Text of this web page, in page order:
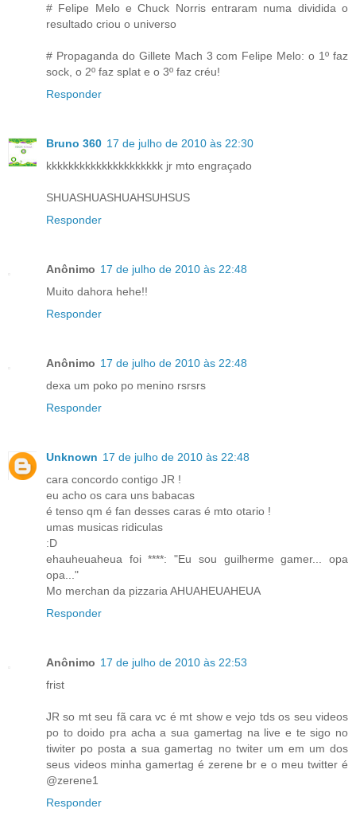
# Felipe Melo e Chuck Norris entraram numa dividida o
resultado criou o universo
# Propaganda do Gillete Mach 3 com Felipe Melo: o 1º faz
sock, o 2º faz splat e o 3º faz créu!
Responder
Bruno 360 17 de julho de 2010 às 22:30
kkkkkkkkkkkkkkkkkkkkk jr mto engraçado
SHUASHUASHUAHSUHSUS
Responder
Anônimo 17 de julho de 2010 às 22:48
Muito dahora hehe!!
Responder
Anônimo 17 de julho de 2010 às 22:48
dexa um poko po menino rsrsrs
Responder
Unknown 17 de julho de 2010 às 22:48
cara concordo contigo JR !
eu acho os cara uns babacas
é tenso qm é fan desses caras é mto otario !
umas musicas ridiculas
:D
ehauheuaheua foi ****: "Eu sou guilherme gamer... opa
opa..."
Mo merchan da pizzaria AHUAHEUAHEUA
Responder
Anônimo 17 de julho de 2010 às 22:53
frist
JR so mt seu fã cara vc é mt show e vejo tds os seu videos
po to doido pra acha a sua gamertag na live e te sigo no
tiwiter po posta a sua gamertag no twiter um em um dos
seus videos minha gamertag é zerene br e o meu twitter é
@zerene1
Responder